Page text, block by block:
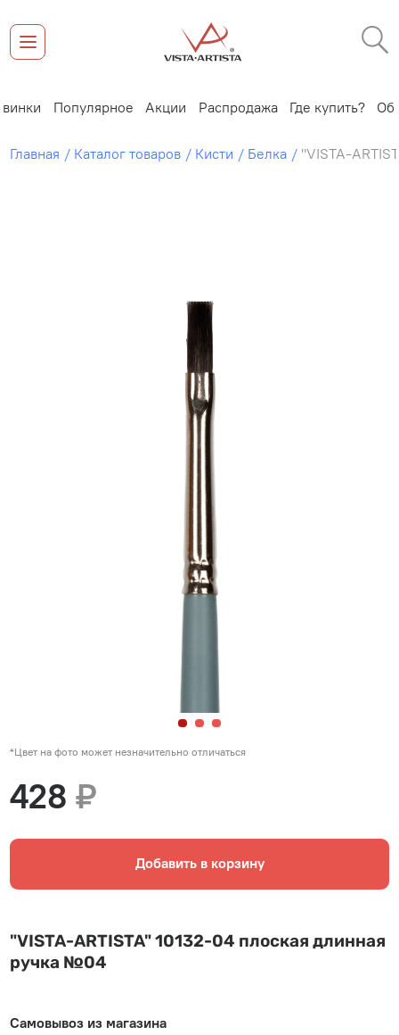
Новинки Популярное Акции Распродажа Где купить?
Главная Каталог товаров Кисти Белка "VISTA-
*Цвет на фото может незначительно отличаться
428₽
Добавить в корзину
"VISTA-ARTISTA" 10132-04 плоская длинная
ручка №04
Самовывоз из магазина